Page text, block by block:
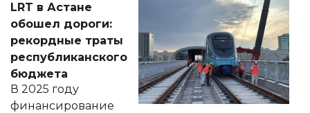
документ
появился в базе
нормативных
правовых актов и
на сайте маслихат
города.
LRT в Астане
обошел дороги:
рекордные траты
республиканского
бюджета
В 2025 году
финансирование